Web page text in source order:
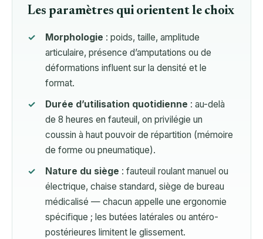
Les paramètres qui orientent le choix
Morphologie : poids, taille, amplitude
articulaire, présence d’amputations ou de
déformations influent sur la densité et le
format.
Durée d’utilisation quotidienne : au-delà
de 8 heures en fauteuil, on privilégie un
coussin à haut pouvoir de répartition (mémoire
de forme ou pneumatique).
Nature du siège : fauteuil roulant manuel ou
électrique, chaise standard, siège de bureau
médicalisé — chacun appelle une ergonomie
spécifique ; les butées latérales ou antéro-
postérieures limitent le glissement.